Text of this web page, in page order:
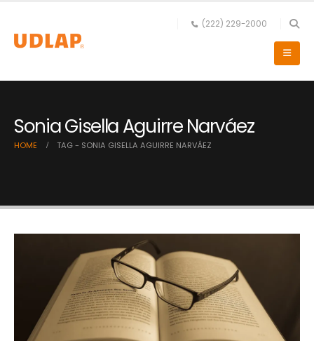
(222) 229-2000
Sonia Gisella Aguirre Narváez
HOME TAG - SONIA GISELLA AGUIRRE NARVÁEZ